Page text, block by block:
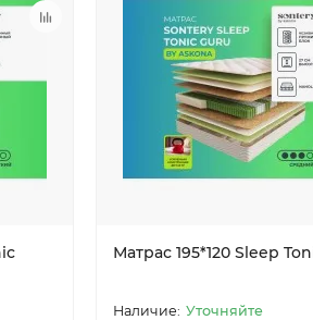
Матрас 195*120 Sleep
Уточняйте